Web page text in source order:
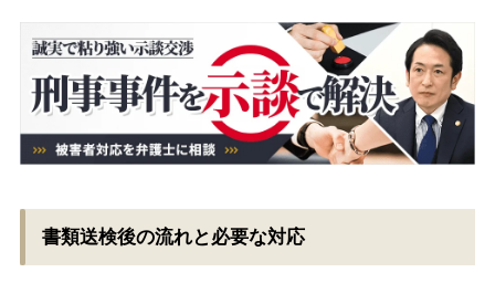
書類送検後の流れと必要な対応